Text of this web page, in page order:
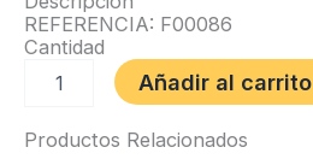
REFERENCIA: F00086
Cantidad
Añadir al carrito
Productos Relacionados